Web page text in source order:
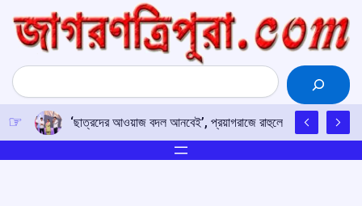
content
Search
‘ছাত্রদের আওয়াজ বদল আনবেই’, প্রয়াগরাজে রাহুলের হুঙ্কার